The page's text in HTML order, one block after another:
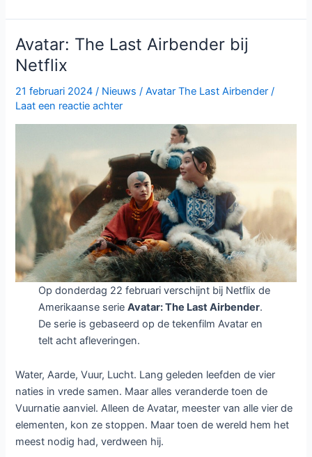
Last
Airbender
seizoen
2
op
Netflix:
actie
Avatar: The Last Airbender bij
Netflix
21 februari 2024/ Nieuws /Avatar The Last Airbender /
Laat een reactie achter
Op donderdag 22 februari verschijnt bij Netflix de
Amerikaanse serie Avatar: The Last Airbender.
De serie is gebaseerd op de tekenfilm Avatar en
telt acht afleveringen.
Water, Aarde, Vuur, Lucht. Lang geleden leefden de vier
naties in vrede samen. Maar alles veranderde toen de
Vuurnatie aanviel. Alleen de Avatar, meester van alle vier de
elementen, kon ze stoppen. Maar toen de wereld hem het
meest nodig had, verdween hij.